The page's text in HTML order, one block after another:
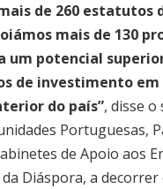
de 260 estatutos
mais de 130
um potencial
de investimento
do país”, disse o
Portuguesas,
de Apoio aos
Diáspora, a decorrer